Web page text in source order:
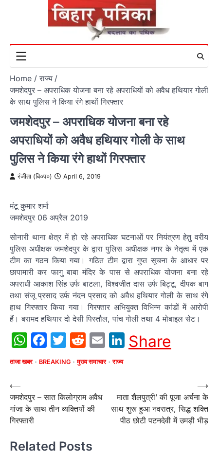
Home
राज्य
जमशेदपुर – अपराधिक योजना बना रहे अपराधियों को अवैध हथियार गोली
के साथ पुलिस ने किया रंगे हाथों गिरफ्तार
जमशेदपुर – अपराधिक योजना बना रहे
अपराधियों को अवैध हथियार गोली के साथ
पुलिस ने किया रंगे हाथों गिरफ्तार
रंजीता (बि०प०) April 6, 2019
मंटू कुमार शर्मा
जमशेदपुर 06 अप्रैल 2019
सोनारी थाना क्षेत्र में हो रहे अपराधिक घटनाओं पर नियंत्रण हेतु वरीय
पुलिस अधीक्षक जमशेदपुर के द्वारा पुलिस अधीक्षक नगर के नेतृत्व में एक
टीम का गठन किया गया। गठित टीम द्वारा गुप्त सूचना के आधार पर
छापामारी कर फागु बाबा मंदिर के पास से अपराधिक योजना बना रहे
अपराधी आकाश सिंह उर्फ बाटला, विश्वजीत दास उर्फ बिट्टू, दीपक बाग
तथा संजू प्रसाद उर्फ नंदन प्रसाद को अवैध हथियार गोली के साथ रंगे
हाथ गिरफ्तार किया गया। गिरफ्तार अभियुक्त विभिन्न कांडों में आरोपी
हैं। बरामद हथियार दो देसी पिस्तौल, पांच गोली तथा 4 मोबाइल सेट।
WhatsApp
Facebook
Twitter
Reddit
EmailLinkedIn
Share
ताजा खबर BREAKING मुख्य समाचार राज्य
Post
navigation
⟵
जमशेदपुर – सात किलोग्राम अवैध
गांजा के साथ तीन व्यक्तियों की
गिरफ्तारी
माता शैलपुत्री’ की पूजा अर्चना के
साथ शुरू हुआ नवरात्र, सिद्ध शक्ति
पीठ छोटी पटनदेवी में उमड़ी भीड़
⟶
Related Posts